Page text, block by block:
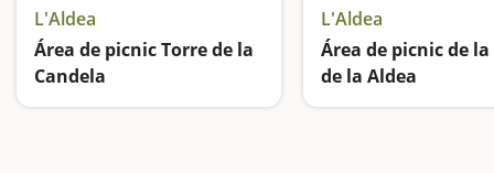
L'Aldea
Área de picnic Torre de la
Candela
L'Aldea
Área de picnic de
de la Aldea